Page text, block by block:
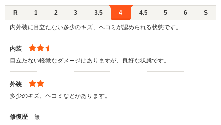
R 1 2 3 3.5 4 4.5 5 6 S
内外装に目立たない多少のキズ、ヘコミが認められる状態です。
内装
目立たない軽微なダメージはありますが、良好な状態です。
外装
多少のキズ、ヘコミなどがあります。
修復歴 無